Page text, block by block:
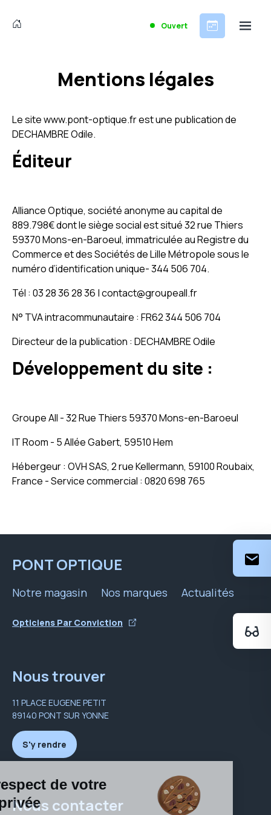
Ouvert
Mentions légales
Le site www.pont-optique.fr est une publication de
DECHAMBRE Odile.
Éditeur
Alliance Optique, société anonyme au capital de
889.798€ dont le siège social est situé 32 rue Thiers
59370 Mons-en-Baroeul, immatriculée au Registre du
Commerce et des Sociétés de Lille Métropole sous le
numéro d’identification unique- 344 506 704.
Tél : 03 28 36 28 36 | contact@groupeall.fr
N° TVA intracommunautaire : FR62 344 506 704
Directeur de la publication : DECHAMBRE Odile
Développement du site :
Groupe All - 32 Rue Thiers 59370 Mons-en-Baroeul
IT Room - 5 Allée Gabert, 59510 Hem
Hébergeur : OVH SAS, 2 rue Kellermann, 59100 Roubaix,
France - Service commercial : 0820 698 765
PONT OPTIQUE
Notre magasin Nos marques Actualités
Opticiens Par Conviction
Nous trouver
11 PLACE EUGENE PETIT
89140 PONT SUR YONNE
S'y rendre
Nous contacter